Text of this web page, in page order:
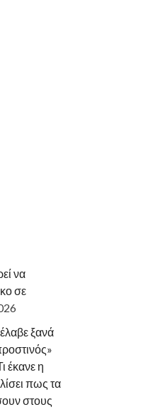
να
σε
ξανά
έκανε η
πως τα
στους